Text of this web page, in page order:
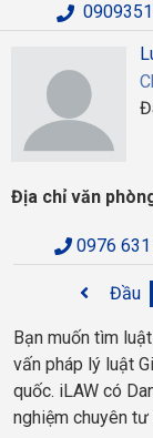
Địa chỉ văn
0976
Đầu
Bạn muốn tìm
vấn pháp lý luật
quốc. iLAW có
nghiệm chuyên